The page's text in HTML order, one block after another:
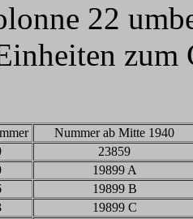
22
zum
Nummer ab Mitte 1940
23859
19899 A
19899 B
19899 C